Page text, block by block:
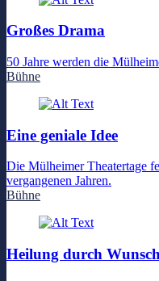
Großes Drama
50 Jahre werden die
Bühne
Eine geniale Idee
Die Mülheimer Theatertage
vergangenen Jahren.
Bühne
Heilung durch